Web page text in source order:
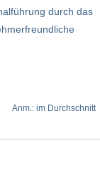
durch das
Anm.: im Durchschnitt